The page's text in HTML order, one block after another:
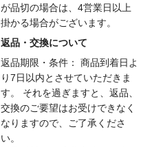
が品切の場合は、4営業日以上
掛かる場合がございます。
返品・交換について
返品期限・条件： 商品到着日よ
り7日以内とさせていただきま
す。 それを過ぎますと、返品、
交換のご要望はお受けできなく
なりますので、ご了承くださ
い。